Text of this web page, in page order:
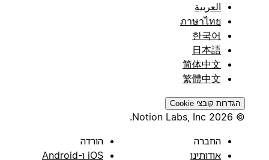
العربية
ภาษาไทย
한국어
日本語
简体中文
繁體中文
הגדרות קובצי Cookie
החברה
אודותינו
הורדה
iOS ו-Android